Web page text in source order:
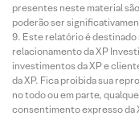
presentes neste material
poderão ser
Este relatório é destinado
relacionamento da XP
investimentos da XP e
da XP. Fica proibida sua
no todo ou em parte,
consentimento expresso da